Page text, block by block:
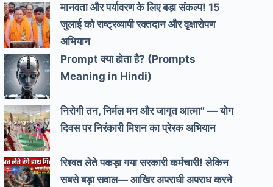
मानवता और पर्यावरण के लिए बड़ा संकल्प! 15
जुलाई को राष्ट्रव्यापी रक्तदान और वृक्षारोपण
अभियान
Prompt क्या होता है? (Prompts
Meaning in Hindi)
निरोगी तन, निर्मल मन और जागृत आत्मा” — योग
दिवस पर निरंकारी मिशन का प्रेरक अभियान
रिश्वत लेते पकड़ा गया सरकारी कर्मचारी! लेकिन
सबसे बड़ा सवाल— आखिर अपराधी अपराध करने